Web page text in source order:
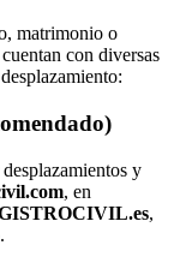
matrimonio o
con diversas
y
, en
,